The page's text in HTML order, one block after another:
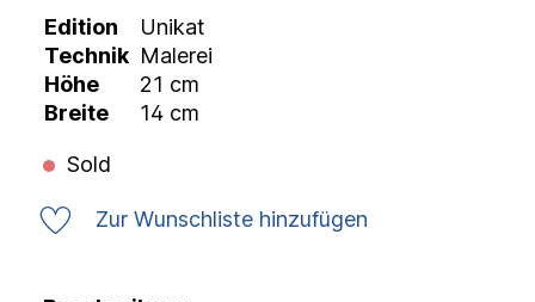
Edition
Unikat
Technik Malerei
Höhe
21 cm
Breite
14 cm
Sold
Zur Wunschliste hinzufügen